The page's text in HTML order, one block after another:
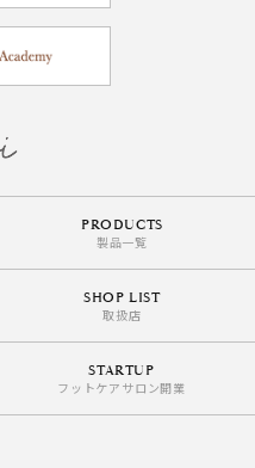
PRODUCTS
製品一覧
SHOP LIST
取扱店
STARTUP
フットケアサロン開業